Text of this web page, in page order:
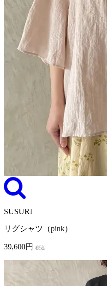
SUSURI
リグシャツ（pink）
39,600円 税込